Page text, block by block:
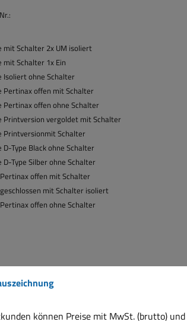
mit Schalter 2x UM isoliert
Schalter 1x Ein
Isoliert ohne Schalter
Pertinax offen mit Schalter
Pertinax offen ohne Schalter
Printversion vergoldet mit Schalter
Printversionmit Schalter
Type Black ohne Schalter
Type Silber ohne Schalter
offen mit Schalter
mit Schalter isoliert
offen ohne Schalter
können Preise mit MwSt. (brutto)